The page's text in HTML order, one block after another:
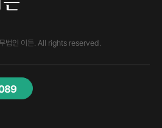
인 이든. All rights reserved.